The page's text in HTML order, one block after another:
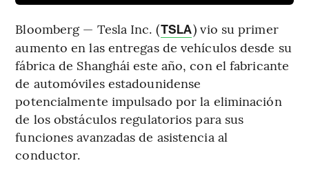
Bloomberg — Tesla Inc. (TSLA) vio su primer
aumento en las entregas de vehículos desde su
fábrica de Shanghái este año, con el fabricante
de automóviles estadounidense
potencialmente impulsado por la eliminación
de los obstáculos regulatorios para sus
funciones avanzadas de asistencia al
conductor.